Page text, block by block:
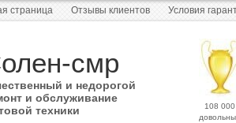
страница Отзывы клиентов Условия
смр
и недорогой
и обслуживание
техники
108 000